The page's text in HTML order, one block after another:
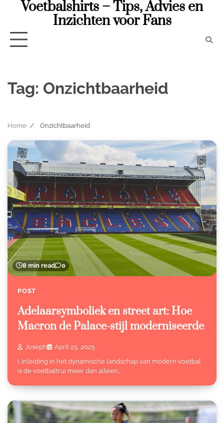
Voetbalshirts – Tips, Advies en
Inzichten voor Fans
Tag: Onzichtbaarheid
Home Onzichtbaarheid
8 min read 0
POST
Adelaarsymboliek en street art: Hoe
Macron de Palace-stijl moderniseerde
Joseph
April 25, 2025
I. Inleiding In het dynamische landschap van modern voetbal
is de voetbaltrui meer dan alleen…